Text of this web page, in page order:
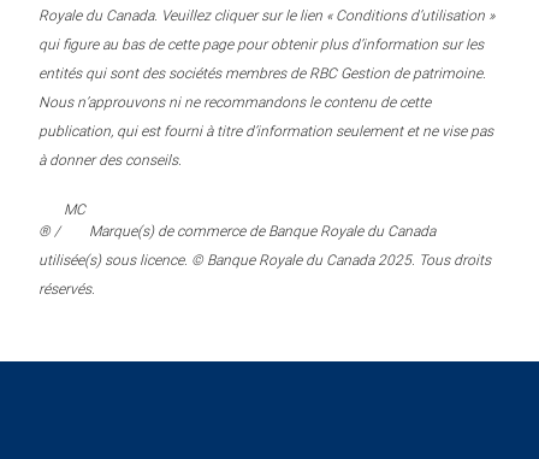
Royale du Canada. Veuillez cliquer sur le lien « Conditions d’utilisation »
qui figure au bas de cette page pour obtenir plus d’information sur les
entités qui sont des sociétés membres de RBC Gestion de patrimoine.
Nous n’approuvons ni ne recommandons le contenu de cette
publication, qui est fourni à titre d’information seulement et ne vise pas
à donner des conseils.
® /
MC
Marque(s) de commerce de Banque Royale du Canada
utilisée(s) sous licence. © Banque Royale du Canada 2025. Tous droits
réservés.